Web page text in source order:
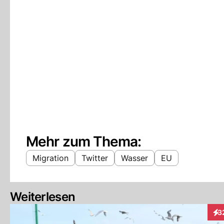
Mehr zum Thema:
Migration Twitter Wasser EU
Weiterlesen